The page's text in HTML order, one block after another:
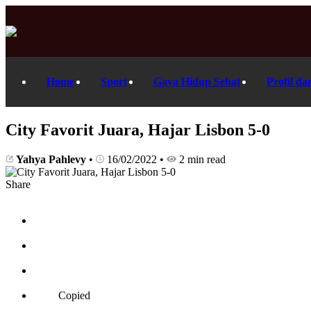
Home Sport Gaya Hidup Sehat Profil
City Favorit Juara, Hajar Lisbon 5-0
Yahya Pahlevy • 16/02/2022 • 2 min read
Share
Copied